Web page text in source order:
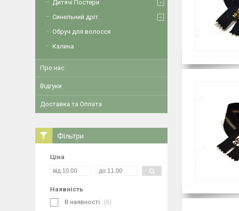
Дитячі Постери
Синельний дріт.
Обруч для волосся
Калина
Про нас
Відгуки
Доставка та Оплата
Фільтри
Ціна
Наявність
В наявності
6